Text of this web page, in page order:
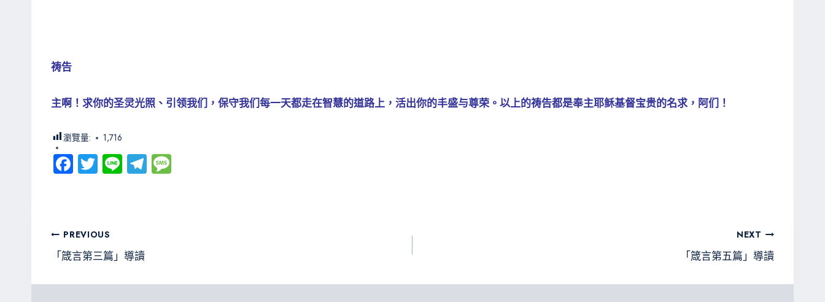
祷告
主啊！求你的圣灵光照、引领我们，保守我们每一天都走在智慧的道路上，活出你的丰盛与尊荣。以上的祷告都是奉主耶稣基督宝贵的名求，阿们！
瀏覽量: 1,716
Fa
ce
ok
T
wi
Li
ne
Te
le
文
章
導
PREVIOUS
「箴言第三篇」導讀
NEXT
「箴言第五篇」導讀